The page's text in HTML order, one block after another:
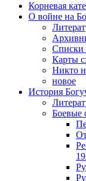
Корневая
О войне на
Списки
Карты
Никто
новое
История
Боевые